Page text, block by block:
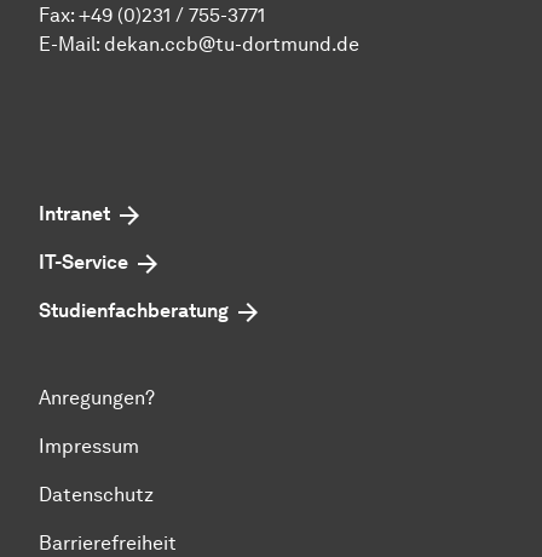
Fax: +49 (0)231 / 755-3771
E-Mail: dekan.ccb@tu-dortmund.de
Intranet
IT-Service
Studienfachberatung
Anregungen?
Impressum
Datenschutz
Barrierefreiheit